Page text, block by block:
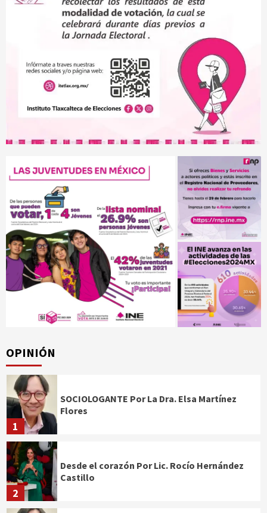
OPINIÓN
1
SOCIOLOGANTE Por La Dra. Elsa Martínez
Flores
2
Desde el corazón Por Lic. Rocío Hernández
Castillo